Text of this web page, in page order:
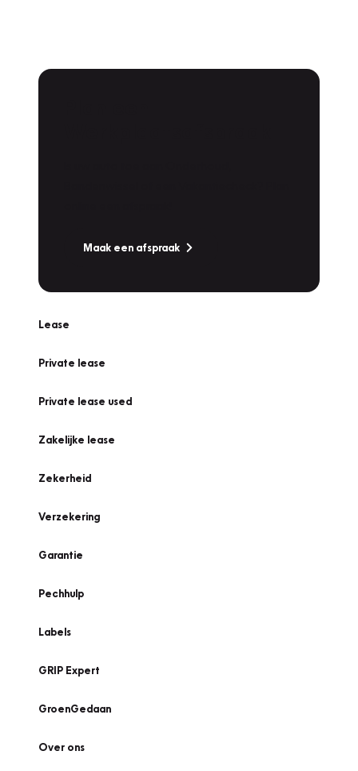
Maak een afspraak
Lease
Private lease
Private lease used
Zakelijke lease
Zekerheid
Verzekering
Garantie
Pechhulp
Labels
GRIP Expert
GroenGedaan
Over ons